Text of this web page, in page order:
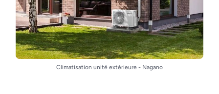
Climatisation unité extérieure - Nagano